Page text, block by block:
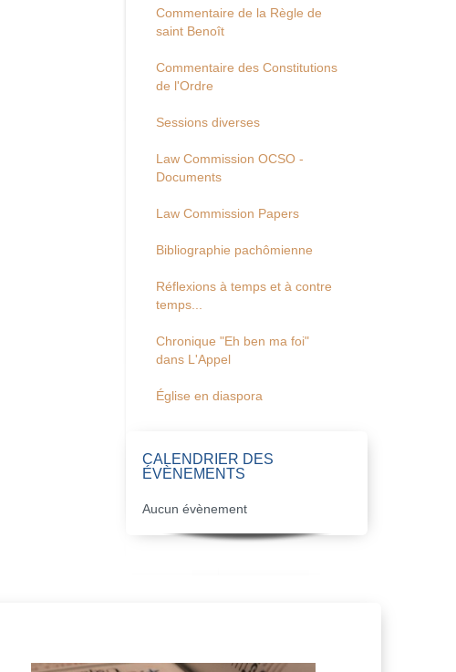
Commentaire de la Règle de
saint Benoît
Commentaire des Constitutions
de l'Ordre
Sessions diverses
Law Commission OCSO -
Documents
Law Commission Papers
Bibliographie pachômienne
Réflexions à temps et à contre
temps...
Chronique "Eh ben ma foi"
dans L'Appel
Église en diaspora
CALENDRIER DES
ÉVÈNEMENTS
Aucun évènement